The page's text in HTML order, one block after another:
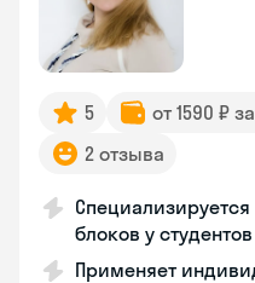
5 от 1590 ₽
2 отзыва
блоков у студентов
Применяет